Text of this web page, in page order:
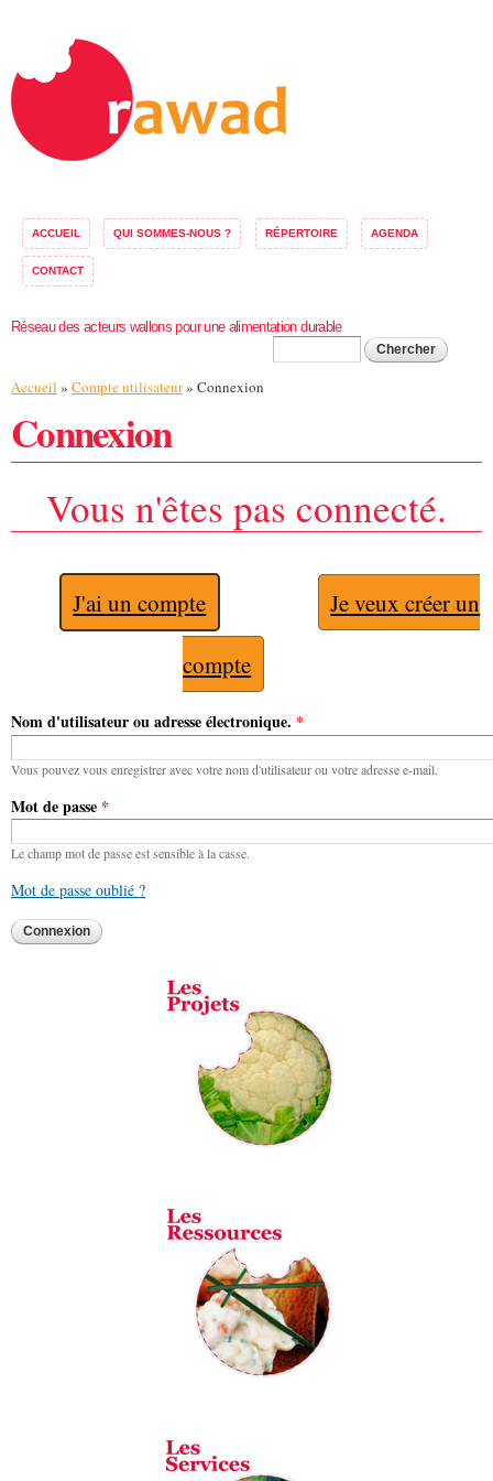
ACCUEIL QUI SOMMES-NOUS ? RÉPERTOIRE AGENDA
CONTACT
Réseau des acteurs wallons pour une alimentation durable
Formulaire de
Vous êtes ici
Accueil » Compte utilisateur» Connexion
Connexion
Vous n'êtes pas connecté.
J'ai un compte
Je veux créer un
compte
Nom d'utilisateur ou adresse électronique. *
Vous pouvez vous enregistrer avec votre nom d'utilisateur ou votre adresse e-mail.
Mot de passe *
Le champ mot de passe est sensible à la casse.
Mot de passe oublié ?